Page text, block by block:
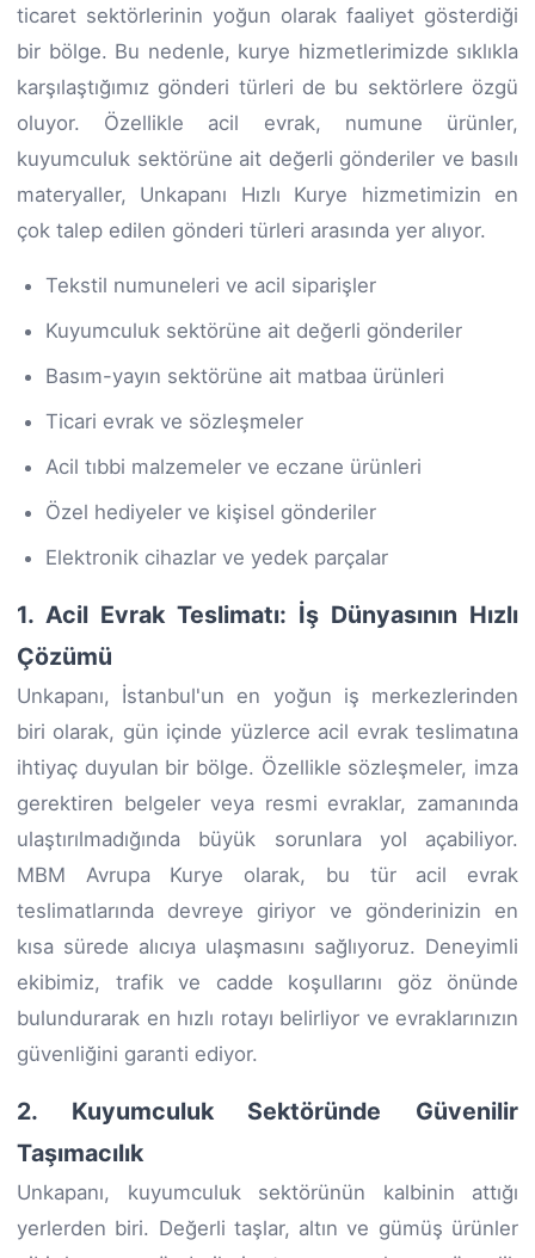
ticaret sektörlerinin yoğun olarak faaliyet gösterdiği
bir bölge. Bu nedenle, kurye hizmetlerimizde sıklıkla
karşılaştığımız gönderi türleri de bu sektörlere özgü
oluyor. Özellikle acil evrak, numune ürünler,
kuyumculuk sektörüne ait değerli gönderiler ve basılı
materyaller, Unkapanı Hızlı Kurye hizmetimizin en
çok talep edilen gönderi türleri arasında yer alıyor.
Tekstil numuneleri ve acil siparişler
Kuyumculuk sektörüne ait değerli gönderiler
Basım-yayın sektörüne ait matbaa ürünleri
Ticari evrak ve sözleşmeler
Acil tıbbi malzemeler ve eczane ürünleri
Özel hediyeler ve kişisel gönderiler
Elektronik cihazlar ve yedek parçalar
1. Acil Evrak Teslimatı: İş Dünyasının Hızlı
Çözümü
Unkapanı, İstanbul'un en yoğun iş merkezlerinden
biri olarak, gün içinde yüzlerce acil evrak teslimatına
ihtiyaç duyulan bir bölge. Özellikle sözleşmeler, imza
gerektiren belgeler veya resmi evraklar, zamanında
ulaştırılmadığında büyük sorunlara yol açabiliyor.
MBM Avrupa Kurye olarak, bu tür acil evrak
teslimatlarında devreye giriyor ve gönderinizin en
kısa sürede alıcıya ulaşmasını sağlıyoruz. Deneyimli
ekibimiz, trafik ve cadde koşullarını göz önünde
bulundurarak en hızlı rotayı belirliyor ve evraklarınızın
güvenliğini garanti ediyor.
2. Kuyumculuk Sektöründe Güvenilir
Taşımacılık
Unkapanı, kuyumculuk sektörünün kalbinin attığı
yerlerden biri. Değerli taşlar, altın ve gümüş ürünler